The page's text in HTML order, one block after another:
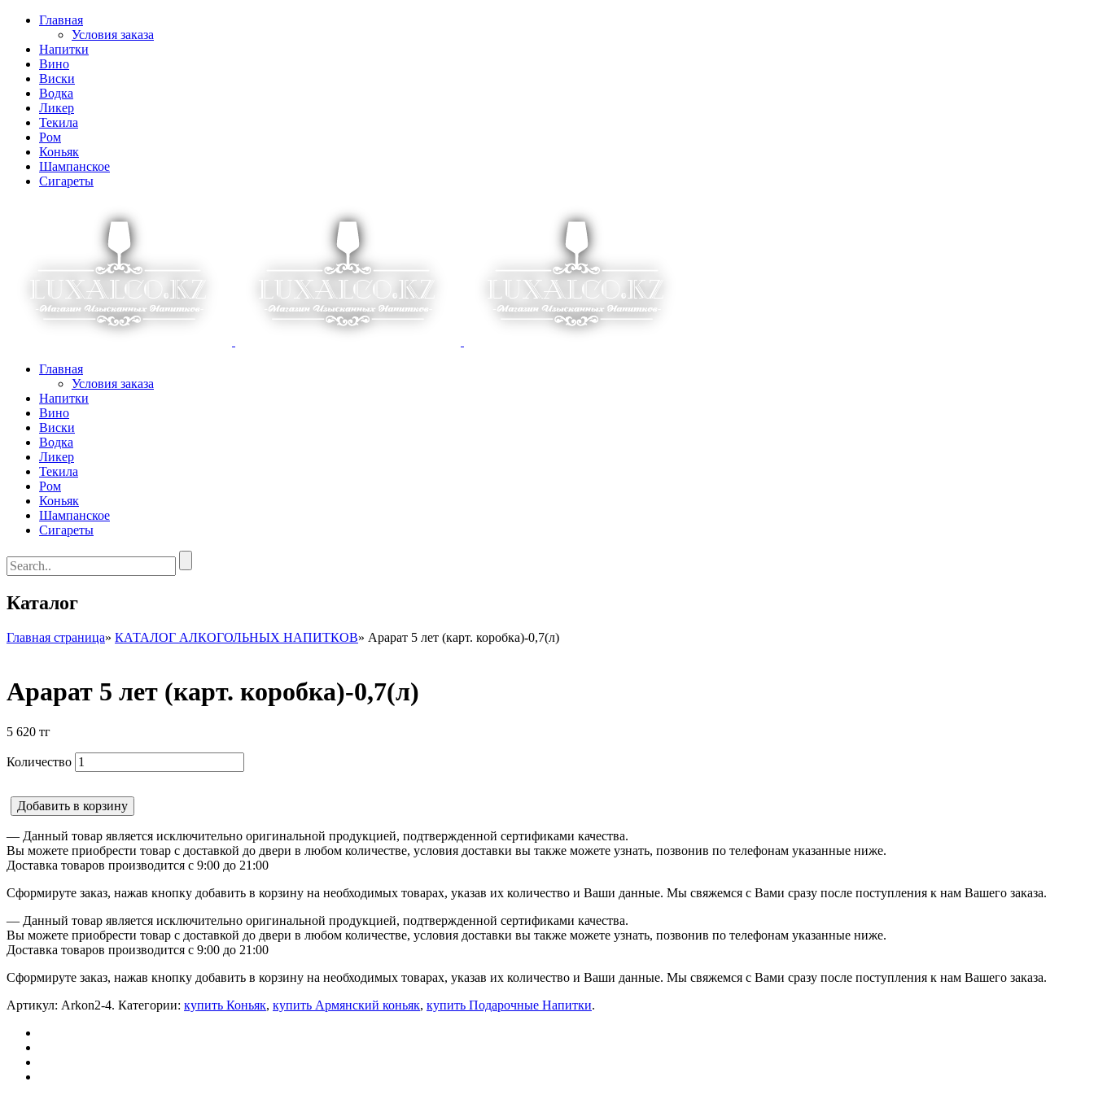
Главная
Условия заказа
Напитки
Вино
Виски
Водка
Ликер
Текила
Ром
Коньяк
Шампанское
Сигареты
Главная
Условия заказа
Напитки
Вино
Виски
Водка
Ликер
Текила
Ром
Коньяк
Шампанское
Сигареты
Каталог
Главная страница» КАТАЛОГ АЛКОГОЛЬНЫХ НАПИТКОВ» Арарат 5 лет (карт. коробка)-0,7(л)
Арарат 5 лет (карт. коробка)-0,7(л)
5 620 тг
Количество
Добавить в корзину
— Данный товар является исключительно оригинальной продукцией, подтвержденной сертификами качества.
Вы можете приобрести товар с доставкой до двери в любом количестве, условия доставки вы также можете узнать, позвонив по телефонам указанные ниже.
Доставка товаров производится с 9:00 до 21:00
Сформируте заказ, нажав кнопку добавить в корзину на необходимых товарах, указав их количество и Ваши данные. Мы свяжемся с Вами сразу после поступления к нам Вашего заказа.
— Данный товар является исключительно оригинальной продукцией, подтвержденной сертификами качества.
Вы можете приобрести товар с доставкой до двери в любом количестве, условия доставки вы также можете узнать, позвонив по телефонам указанные ниже.
Доставка товаров производится с 9:00 до 21:00
Сформируте заказ, нажав кнопку добавить в корзину на необходимых товарах, указав их количество и Ваши данные. Мы свяжемся с Вами сразу после поступления к нам Вашего заказа.
Артикул: Arkon2-4. Категории: купить Коньяк, купить Армянский коньяк, купить Подарочные Напитки.